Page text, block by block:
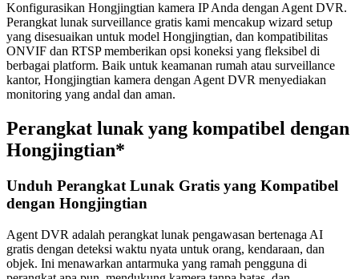
Konfigurasikan Hongjingtian kamera IP Anda dengan Agent DVR.
Perangkat lunak surveillance gratis kami mencakup wizard setup
yang disesuaikan untuk model Hongjingtian, dan kompatibilitas
ONVIF dan RTSP memberikan opsi koneksi yang fleksibel di
berbagai platform. Baik untuk keamanan rumah atau surveillance
kantor, Hongjingtian kamera dengan Agent DVR menyediakan
monitoring yang andal dan aman.
Perangkat lunak yang kompatibel dengan
Hongjingtian*
Unduh Perangkat Lunak Gratis yang Kompatibel
dengan Hongjingtian
Agent DVR adalah perangkat lunak pengawasan bertenaga AI
gratis dengan deteksi waktu nyata untuk orang, kendaraan, dan
objek. Ini menawarkan antarmuka yang ramah pengguna di